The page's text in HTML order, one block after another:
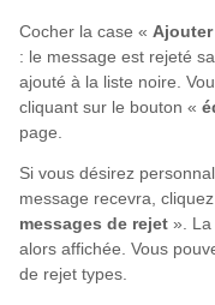
Cocher la case «
: le message est rejeté
ajouté à la liste noire.
cliquant sur le bouton «
page.
Si vous désirez
message recevra,
messages de rejet ». La
alors affichée. Vous
de rejet types.